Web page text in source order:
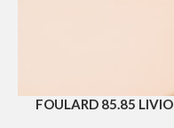
FOULARD 85.85 LIVIO